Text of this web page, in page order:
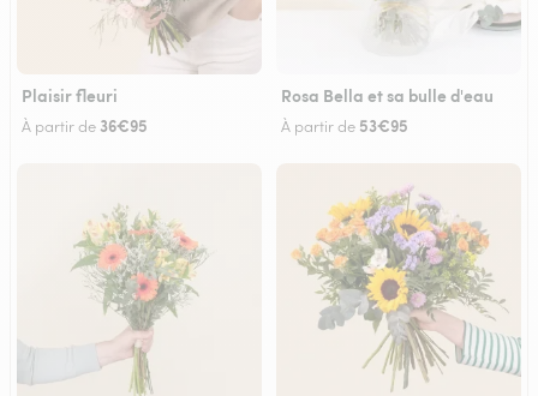
Plaisir fleuri
À partir de 36€95
Rosa Bella et sa bulle d'eau
À partir de 53€95